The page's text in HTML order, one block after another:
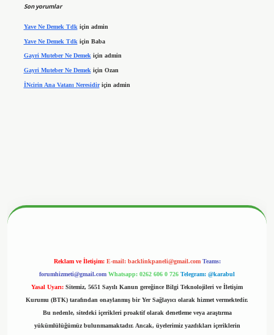
Son yorumlar
Yave Ne Demek Tdk için admin
Yave Ne Demek Tdk için Baba
Gayri Muteber Ne Demekiçin admin
Gayri Muteber Ne Demek için Ozan
İNcirin Ana Vatanı Neresidiriçin admin
Reklam ve İletişim: E-mail: backlinkpaneli@gmail.com Teams:
forumhizmeti@gmail.com Whatsapp: 0262 606 0 726 Telegram: @karabul
Yasal Uyarı: Sitemiz, 5651 Sayılı Kanun gereğince Bilgi Teknolojileri ve İletişim
Kurumu (BTK) tarafından onaylanmış bir Yer Sağlayıcı olarak hizmet vermektedir.
Bu nedenle, sitedeki içerikleri proaktif olarak denetleme veya araştırma
yükümlülüğümüz bulunmamaktadır. Ancak, üyelerimiz yazdıkları içeriklerin